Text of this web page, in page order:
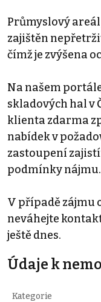
Průmyslový
zajištěn
čímž je zvýšena
Na našem
skladových hal v
klienta zdarma
nabídek v
zastoupení
podmínky nájmu.
V případě zájmu
neváhejte
ještě dnes.
Údaje k
Kategorie